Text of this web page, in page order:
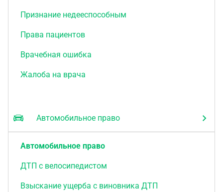
Признание недееспособным
Права пациентов
Врачебная ошибка
Жалоба на врача
Автомобильное право
Автомобильное право
ДТП с велосипедистом
Взыскание ущерба с виновника ДТП